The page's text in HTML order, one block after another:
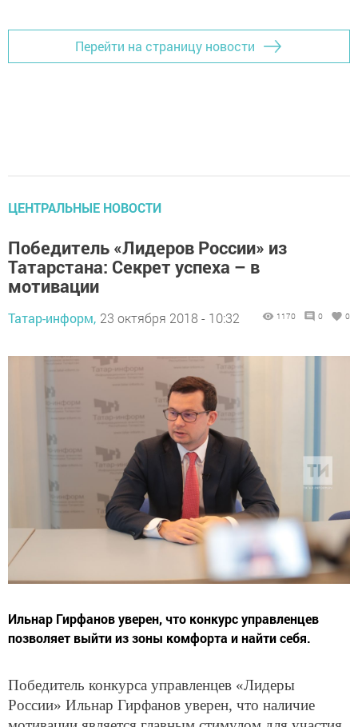
Перейти на страницу новости
ЦЕНТРАЛЬНЫЕ НОВОСТИ
Победитель «Лидеров России» из
Татарстана: Секрет успеха – в
мотивации
Татар-информ, 23 октября 2018 - 10:32 1170 0 0
Ильнар Гирфанов уверен, что конкурс управленцев
позволяет выйти из зоны комфорта и найти себя.
Победитель конкурса управленцев «Лидеры
России» Ильнар Гирфанов уверен, что наличие